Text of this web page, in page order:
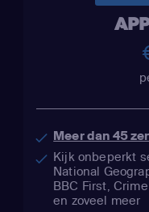
Meer dan 45
Kijk onbeperkt
National
BBC First,
en zoveel meer